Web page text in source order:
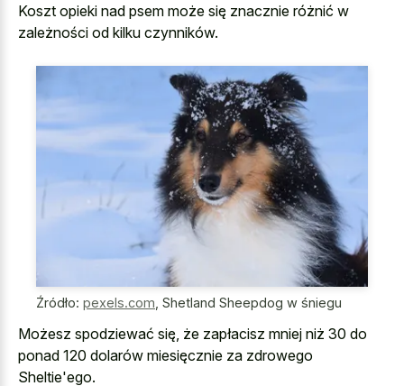
Koszt opieki nad psem może się znacznie różnić w
zależności od kilku czynników.
Źródło: pexels.com Shetland Sheepdog w śniegu
Możesz spodziewać się, że zapłacisz mniej niż 30 do
ponad 120 dolarów miesięcznie za zdrowego
Sheltie'ego.